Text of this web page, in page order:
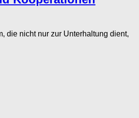
nicht nur zur Unterhaltung dient,